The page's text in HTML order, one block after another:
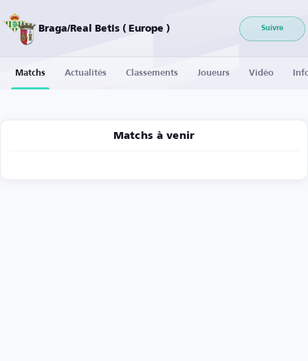
Braga/Real Betis ( Europe ) Suivre
Matchs Actualités Classements Joueurs Vidéo
Matchs à venir